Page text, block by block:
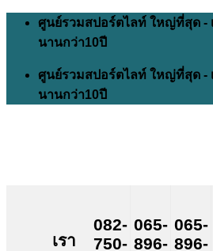
Skip
content
ศูนย์รวมสปอร์ตไลท์ ใหญ่ที่สุด -
นานกว่า10ปี
ศูนย์รวมสปอร์ตไลท์ ใหญ่ที่สุด -
นานกว่า10ปี
เรา
082-
750-
065-
896-
065-
896-